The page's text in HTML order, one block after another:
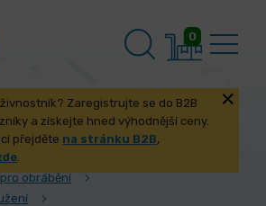
0
Zaregistrujte se do B2B
a získejte hned výhodnější ceny.
přejděte na stránku B2B,
.
obrábění